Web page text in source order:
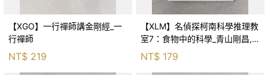
【XGO】一行禪師講金剛經_一
行禪師
NT$ 219
【XLM】名偵探柯南科學推理教
室7：食物中的科學_青山剛昌,
NT$ 179